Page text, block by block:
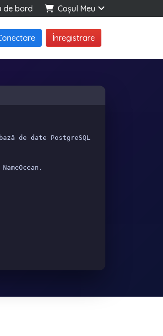
de bord Coșul Meu
Înregistrare
de date PostgreSQL